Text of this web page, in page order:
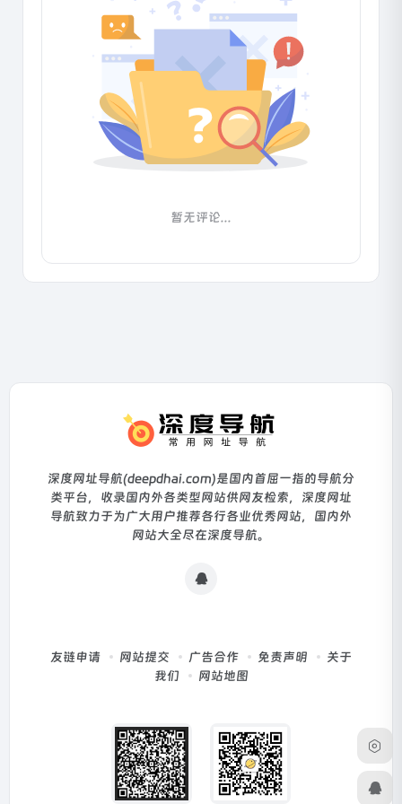
暂无评论...
深度网址导航(deepdhai.com)是国内首屈一指的导航分
类平台，收录国内外各类型网站供网友检索，深度网址
导航致力于为广大用户推荐各行各业优秀网站，国内外
网站大全尽在深度导航。
友链申请 网站提交 广告合作 免责声明
关于
我们
网站地图